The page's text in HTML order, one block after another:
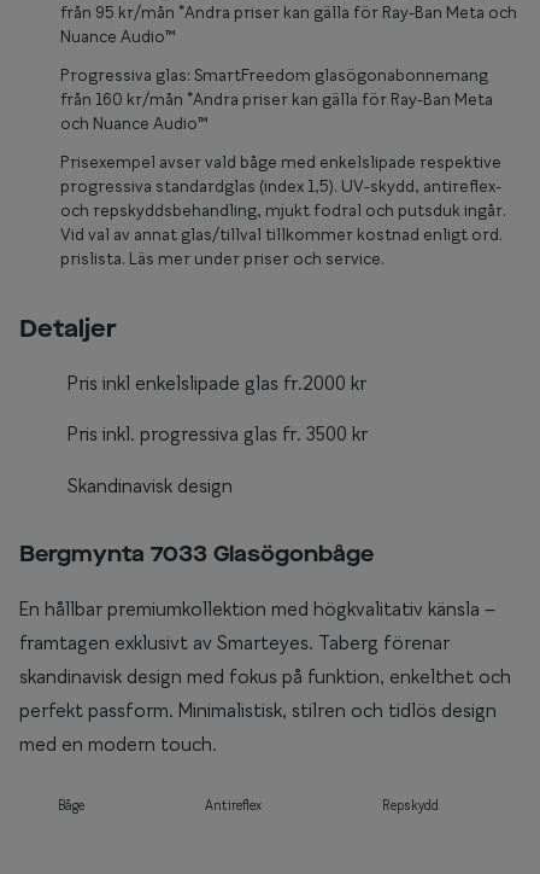
från 95 kr/mån *Andra priser kan gälla för Ray-Ban Meta och
Nuance Audio™
Progressiva glas: SmartFreedom glasögonabonnemang
från 160 kr/mån *Andra priser kan gälla för Ray-Ban Meta
och Nuance Audio™
Prisexempel avser vald båge med enkelslipade respektive
progressiva standardglas (index 1,5). UV-skydd, antireflex-
och repskyddsbehandling, mjukt fodral och putsduk ingår.
Vid val av annat glas/tillval tillkommer kostnad enligt ord.
prislista. Läs mer under priser och service.
Detaljer
Pris inkl enkelslipade glas fr.2000 kr
Pris inkl. progressiva glas fr. 3500 kr
Skandinavisk design
Bergmynta 7033 Glasögonbåge
En hållbar premiumkollektion med högkvalitativ känsla –
framtagen exklusivt av Smarteyes. Taberg förenar
skandinavisk design med fokus på funktion, enkelthet och
perfekt passform. Minimalistisk, stilren och tidlös design
med en modern touch.
Båge Antireflex Repskydd